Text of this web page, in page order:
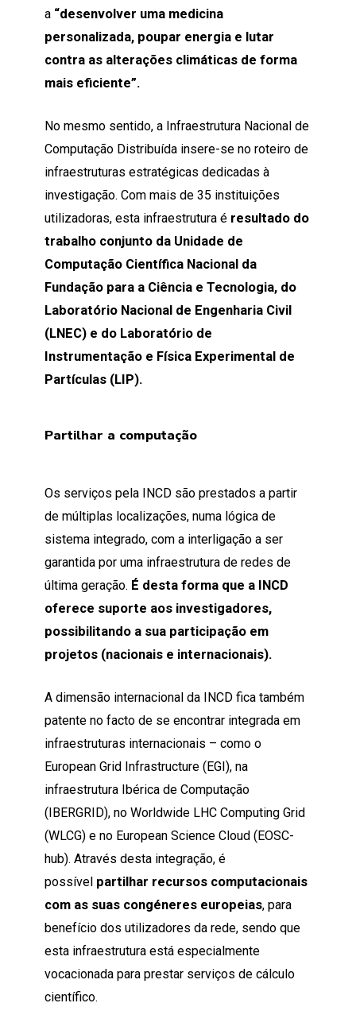
a “desenvolver uma medicina
personalizada, poupar energia e lutar
contra as alterações climáticas de forma
mais eficiente”.
No mesmo sentido, a Infraestrutura Nacional de
Computação Distribuída insere-se no roteiro de
infraestruturas estratégicas dedicadas à
investigação. Com mais de 35 instituições
utilizadoras, esta infraestrutura é resultado do
trabalho conjunto da Unidade de
Computação Científica Nacional da
Fundação para a Ciência e Tecnologia, do
Laboratório Nacional de Engenharia Civil
(LNEC) e do Laboratório de
Instrumentação e Física Experimental de
Partículas (LIP).
Partilhar a computação
Os serviços pela INCD são prestados a partir
de múltiplas localizações, numa lógica de
sistema integrado, com a interligação a ser
garantida por uma infraestrutura de redes de
última geração. É desta forma que a INCD
oferece suporte aos investigadores,
possibilitando a sua participação em
projetos (nacionais e internacionais).
A dimensão internacional da INCD fica também
patente no facto de se encontrar integrada em
infraestruturas internacionais – como o
European Grid Infrastructure (EGI), na
infraestrutura Ibérica de Computação
(IBERGRID), no Worldwide LHC Computing Grid
(WLCG) e no European Science Cloud (EOSC-
hub). Através desta integração, é
possível partilhar recursos computacionais
com as suas congéneres europeias, para
benefício dos utilizadores da rede, sendo que
esta infraestrutura está especialmente
vocacionada para prestar serviços de cálculo
científico.